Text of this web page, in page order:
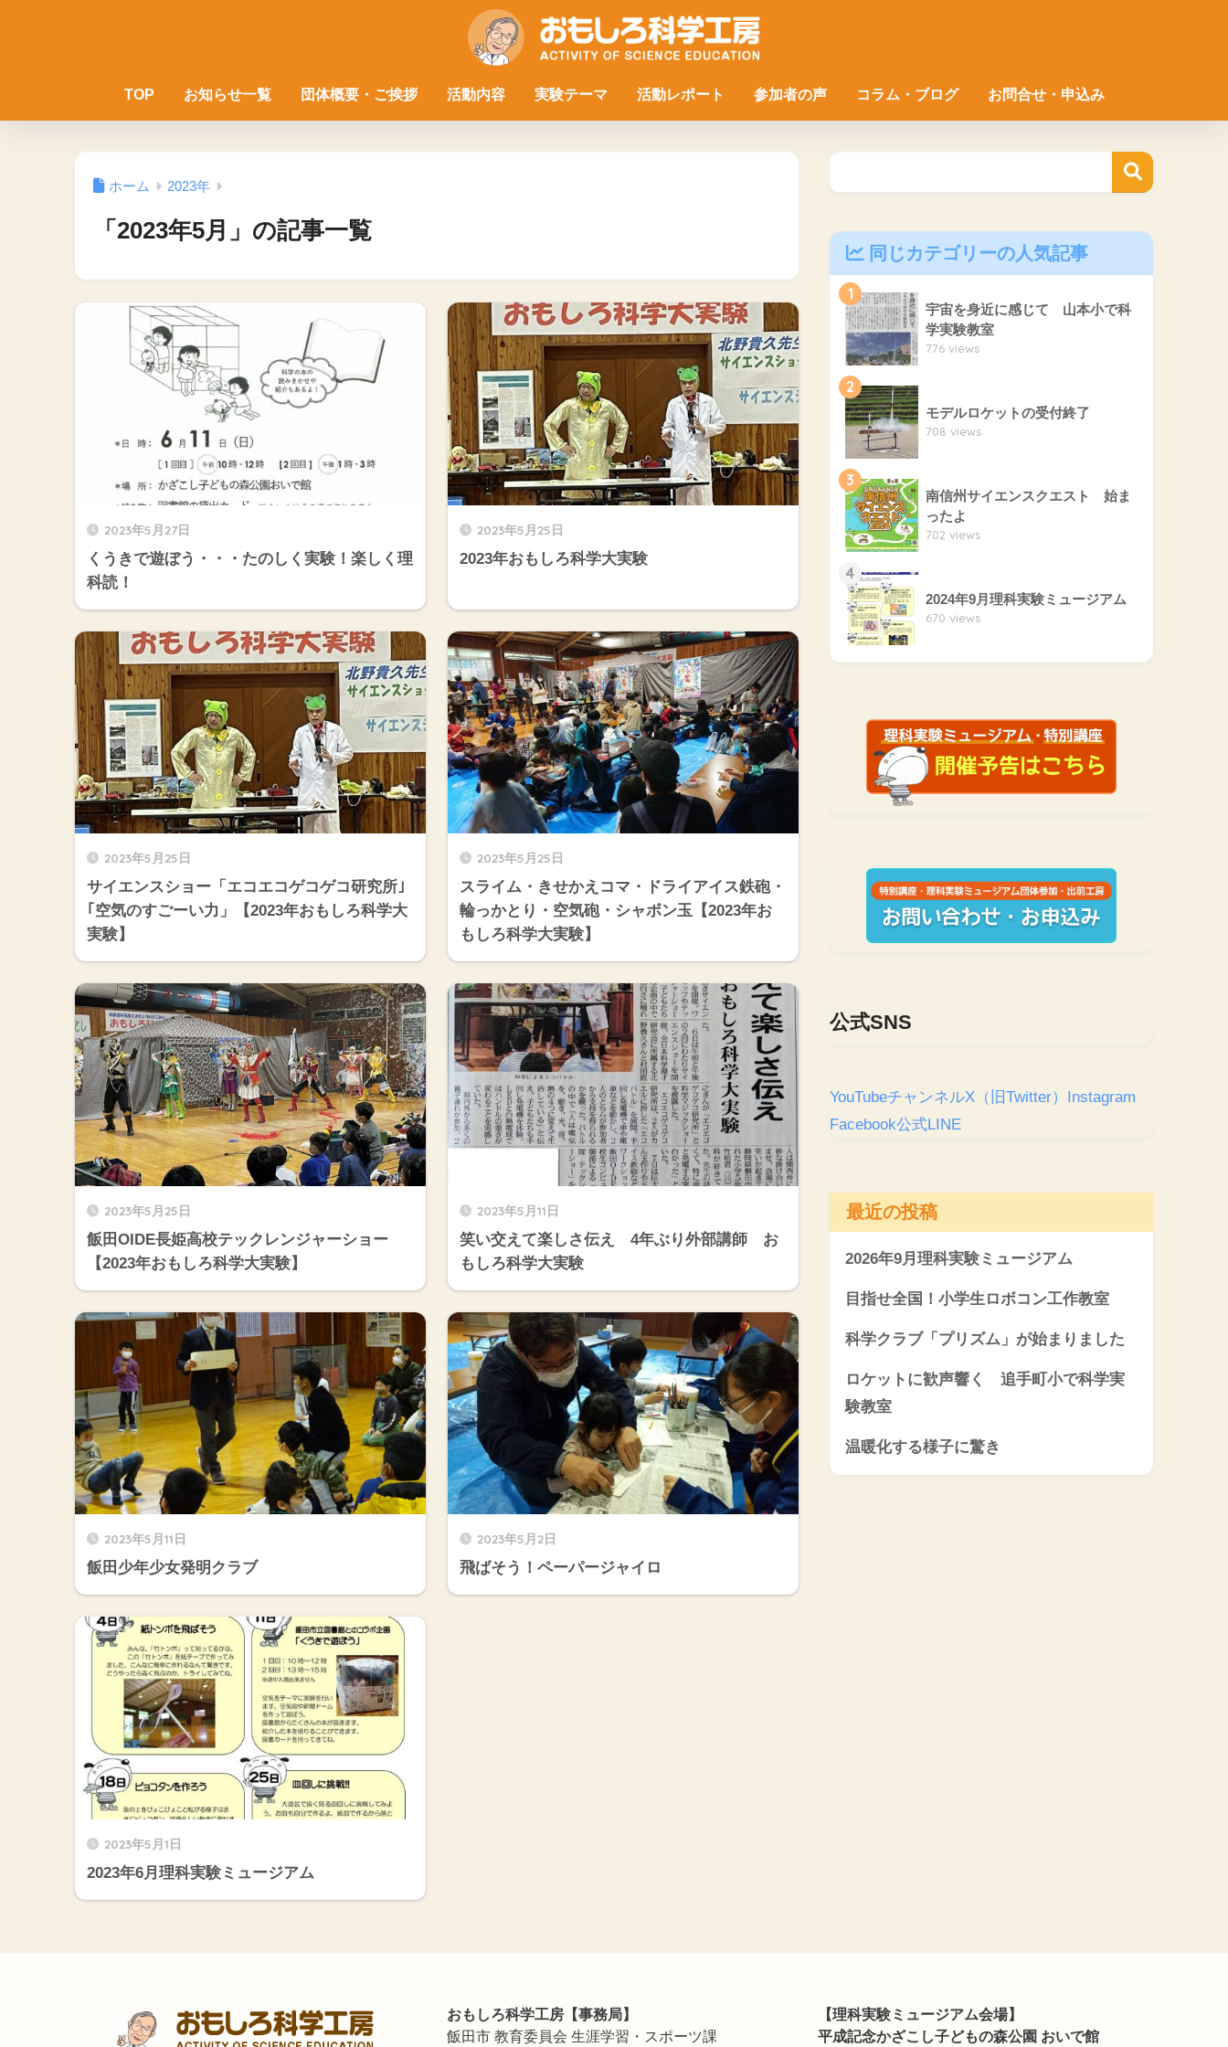
TOP お知らせ一覧 団体概要・ご挨拶 活動内容 実験テーマ 活動レポート 参加者の声 コラム・ブログ お問合せ・申込み
ホーム 2023年
「2023年5月」の記事一覧
2023年5月27日
くうきで遊ぼう・・・たのしく実験！楽しく理
科読！
2023年5月25日
2023年おもしろ科学大実験
2023年5月25日
サイエンスショー「エコエコゲコゲコ研究所｣
｢空気のすごーい力」【2023年おもしろ科学大
実験】
2023年5月25日
スライム・きせかえコマ・ドライアイス鉄砲・
輪っかとり・空気砲・シャボン玉【2023年お
もしろ科学大実験】
2023年5月25日
飯田OIDE長姫高校テックレンジャーショー
【2023年おもしろ科学大実験】
2023年5月11日
笑い交えて楽しさ伝え 4年ぶり外部講師 お
もしろ科学大実験
2023年5月11日
飯田少年少女発明クラブ
2023年5月2日
飛ばそう！ペーパージャイロ
2023年5月1日
2023年6月理科実験ミュージアム
同じカテゴリーの人気記事
1
宇宙を身近に感じて 山本小で科
学実験教室
776 views
2
モデルロケットの受付終了
708 views
3
南信州サイエンスクエスト 始ま
ったよ
702 views
4
2024年9月理科実験ミュージアム
670 views
公式SNS
YouTubeチャンネルX（旧Twitter） Instagram
Facebook公式LINE
最近の投稿
2026年9月理科実験ミュージアム
目指せ全国！小学生ロボコン工作教室
科学クラブ「プリズム」が始まりました
ロケットに歓声響く 追手町小で科学実
験教室
温暖化する様子に驚き
おもしろ科学工房【事務局】
飯田市 教育委員会 生涯学習・スポーツ課
【理科実験ミュージアム会場】
平成記念かざこし子どもの森公園 おいで館